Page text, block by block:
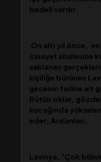
bedeli vardır.
On altı yıl önce,
cinayet silsilesine
saklanan
kişiliğe bürünen
gecenin failine ait
Bütün oklar, gözden
kucağında
eder; Arslanları.
Lavinya, 'Çok